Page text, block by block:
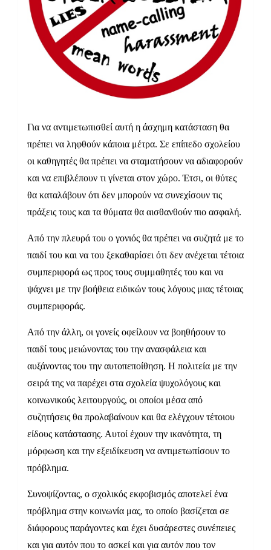
Για να αντιμετωπισθεί αυτή η άσχημη κατάσταση θα
πρέπει να ληφθούν κάποια μέτρα. Σε επίπεδο σχολείου
οι καθηγητές θα πρέπει να σταματήσουν να αδιαφορούν
και να επιβλέπουν τι γίνεται στον χώρο. Έτσι, οι θύτες
θα καταλάβουν ότι δεν μπορούν να συνεχίσουν τις
πράξεις τους και τα θύματα θα αισθανθούν πιο ασφαλή.
Από την πλευρά του ο γονιός θα πρέπει να συζητά με το
παιδί του και να του ξεκαθαρίσει ότι δεν ανέχεται τέτοια
συμπεριφορά ως προς τους συμμαθητές του και να
ψάχνει με την βοήθεια ειδικών τους λόγους μιας τέτοιας
συμπεριφοράς.
Από την άλλη, οι γονείς οφείλουν να βοηθήσουν το
παιδί τους μειώνοντας του την ανασφάλεια και
αυξάνοντας του την αυτοπεποίθηση. Η πολιτεία με την
σειρά της να παρέχει στα σχολεία ψυχολόγους και
κοινωνικούς λειτουργούς, οι οποίοι μέσα από
συζητήσεις θα προλαβαίνουν και θα ελέγχουν τέτοιου
είδους κατάστασης. Αυτοί έχουν την ικανότητα, τη
μόρφωση και την εξειδίκευση να αντιμετωπίσουν το
πρόβλημα.
Συνοψίζοντας, ο σχολικός εκφοβισμός αποτελεί ένα
πρόβλημα στην κοινωνία μας, το οποίο βασίζεται σε
διάφορους παράγοντες και έχει δυσάρεστες συνέπειες
και για αυτόν που το ασκεί και για αυτόν που τον